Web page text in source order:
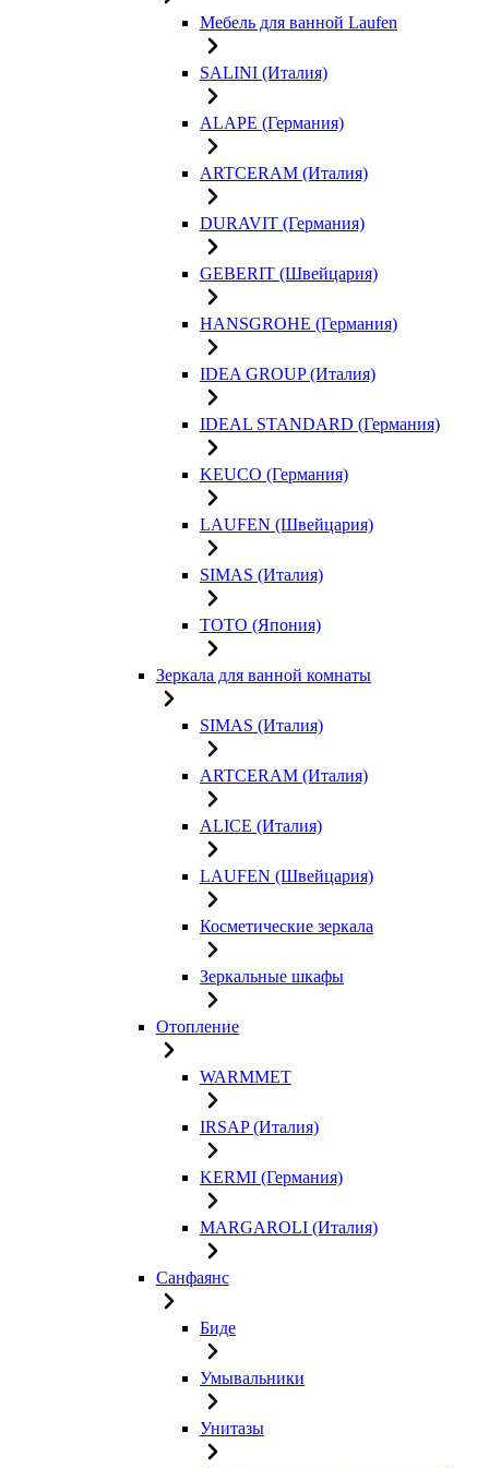
Мебель для ванной Laufen
SALINI (Италия)
ALAPE (Германия)
ARTCERAM (Италия)
DURAVIT (Германия)
GEBERIT (Швейцария)
HANSGROHE (Германия)
IDEA GROUP (Италия)
IDEAL STANDARD (Германия)
KEUCO (Германия)
LAUFEN (Швейцария)
SIMAS (Италия)
TOTO (Япония)
Зеркала для ванной комнаты
SIMAS (Италия)
ARTCERAM (Италия)
ALICE (Италия)
LAUFEN (Швейцария)
Косметические зеркала
Зеркальные шкафы
Отопление
WARMMET
IRSAP (Италия)
KERMI (Германия)
MARGAROLI (Италия)
Санфаянс
Биде
Умывальники
Унитазы